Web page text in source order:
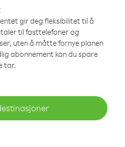
gir deg fleksibilitet til å
til fasttelefoner og
uten å måtte fornye planen
abonnement kan du spare
tar.